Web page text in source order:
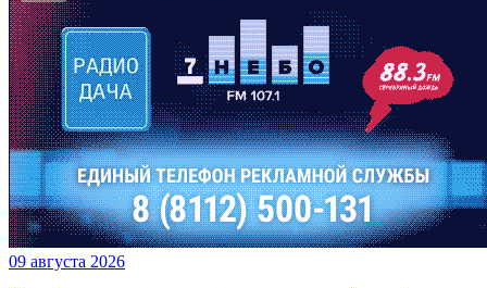
09 августа 2026